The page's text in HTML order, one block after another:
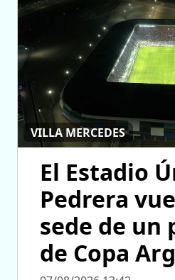
VILLA MERCEDES
El Estadio
Pedrera
sede de un
de Copa